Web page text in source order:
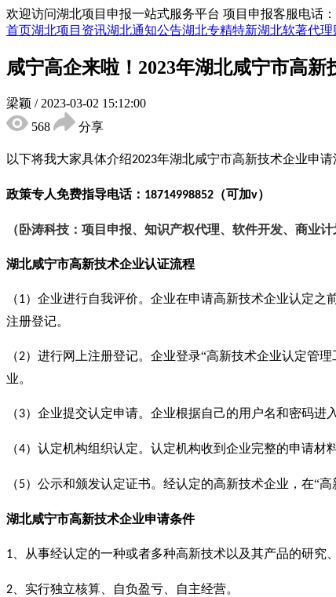
欢迎访问湖北项目申报一站式服务平台 项目申报客服电话：
首页湖北项目资讯湖北通知公告湖北专精特新湖北软著代理
咸宁高企来啦！2023年湖北咸宁市高
梁颖 / 2023-03-02 15:12:00
568
分享
以下将我大家具体介绍2023年湖北咸宁市高新技术企业申
政策专人免费指导电话： 18714998852 （可加v）
（卧涛科技：项目申报、知识产权代理、软件开发、商业
湖北咸宁市高新技术企业认证流程
（1）企业进行自我评价。企业在申请高新技术企业认定之
注册登记。
（2）进行网上注册登记。企业登录“高新技术企业认定管
业。
（3）企业提交认定申请。企业根据自己的用户名和密码进
（4）认定机构组织认定。认定机构收到企业完整的申请材
（5）公示和颁发认定证书。经认定的高新技术企业，在“
湖北咸宁市高新技术企业申请条件
1 、从事经认定的一种或者多种高新技术以及其产品的研究
2 、实行独立核算、自负盈亏、自主经营。